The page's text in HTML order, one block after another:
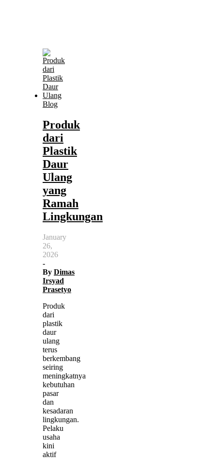
Blog
Produk
dari
Plastik
Daur
Ulang
yang
Ramah
Lingkungan
January
26,
2026
-
By Dimas
Irsyad
Prasetyo
Produk
dari
plastik
daur
ulang
terus
berkembang
seiring
meningkatnya
kebutuhan
pasar
dan
kesadaran
lingkungan.
Pelaku
usaha
kini
aktif